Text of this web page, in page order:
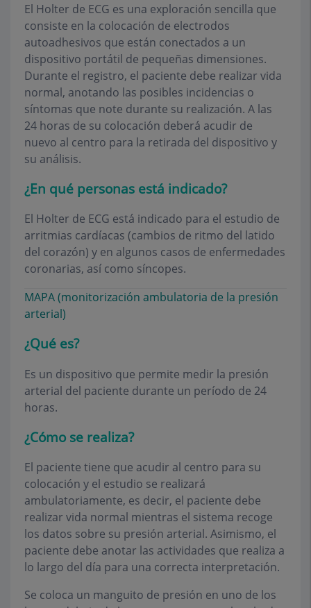
El Holter de ECG es una exploración sencilla que
consiste en la colocación de electrodos
autoadhesivos que están conectados a un
dispositivo portátil de pequeñas dimensiones.
Durante el registro, el paciente debe realizar vida
normal, anotando las posibles incidencias o
síntomas que note durante su realización. A las
24 horas de su colocación deberá acudir de
nuevo al centro para la retirada del dispositivo y
su análisis.
¿En qué personas está indicado?
El Holter de ECG está indicado para el estudio de
arritmias cardíacas (cambios de ritmo del latido
del corazón) y en algunos casos de enfermedades
coronarias, así como síncopes.
MAPA (monitorización ambulatoria de la presión
arterial)
¿Qué es?
Es un dispositivo que permite medir la presión
arterial del paciente durante un período de 24
horas.
¿Cómo se realiza?
El paciente tiene que acudir al centro para su
colocación y el estudio se realizará
ambulatoriamente, es decir, el paciente debe
realizar vida normal mientras el sistema recoge
los datos sobre su presión arterial. Asimismo, el
paciente debe anotar las actividades que realiza a
lo largo del día para una correcta interpretación.
Se coloca un manguito de presión en uno de los